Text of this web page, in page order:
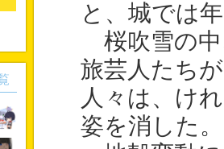
と、城では
桜吹雪の中
旅芸人たち
人々は、け
姿を消した。